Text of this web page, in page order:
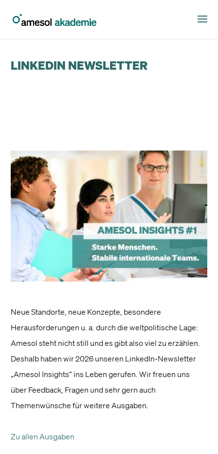
LINKEDIN NEWSLETTER
Neue Standorte, neue Konzepte, besondere
Herausforderungen u. a. durch die weltpolitische Lage:
Amesol steht nicht still und es gibt also viel zu erzählen.
Deshalb haben wir 2026 unseren LinkedIn-Newsletter
„Amesol Insights“ ins Leben gerufen. Wir freuen uns
über Feedback, Fragen und sehr gern auch
Themenwünsche für weitere Ausgaben.
Zu allen Ausgaben